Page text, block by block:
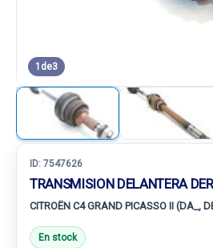
1 de3
ID: 7547626
TRANSMISION DELANTERA
CITROËN C4 GRAND PICASSO II (DA_,
En stock